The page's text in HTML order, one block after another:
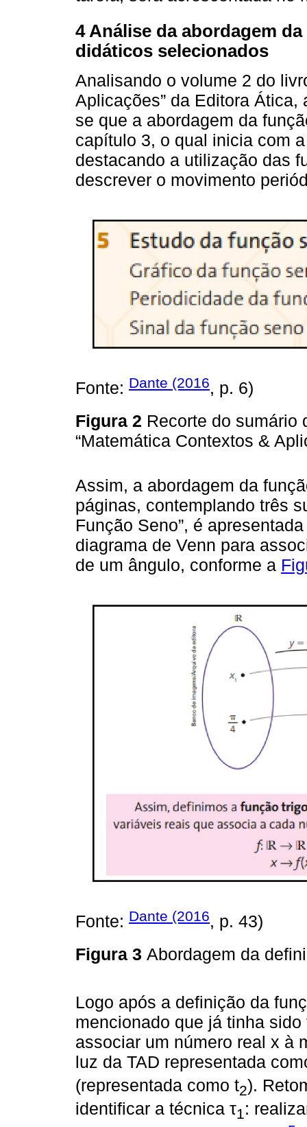
4 Análise da abordagem
didáticos selecionados
Analisando o volume 2 do
Aplicações” da Editora
se que a abordagem da
capítulo 3, o qual inicia com
destacando a utilização das
descrever o movimento
Fonte: Dante (2016, p. 6)
Figura 2 Recorte do sumário
“Matemática Contextos &
Assim, a abordagem da
páginas, contemplando três
Função Seno”, é
diagrama de Venn para
de um ângulo, conforme a
Fonte: Dante (2016, p. 43)
Figura 3 Abordagem da
Logo após a definição da
mencionado que já tinha
associar um número real x à
luz da TAD representada
(representada como t2).
identificar a técnica τ1: